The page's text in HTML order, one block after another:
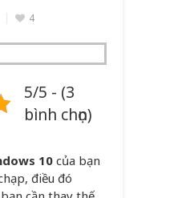
4
5/5 - (3
bình chọn)
10của bạn
điều đó